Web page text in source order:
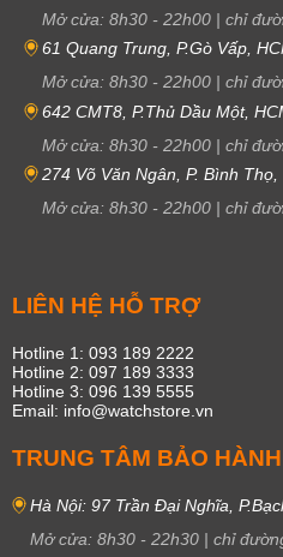
Mở cửa: 8h30 - 22h00 | chỉ
61 Quang Trung, P.Gò Vấp,
Mở cửa: 8h30 - 22h00 | chỉ
642 CMT8, P.Thủ Dầu Một,
Mở cửa: 8h30 - 22h00 | chỉ
274 Võ Văn Ngân, P. Bình
Mở cửa: 8h30 - 22h00 | chỉ
LIÊN HỆ HỖ TRỢ
Hotline 1: 093 189 2222
Hotline 2: 097 189 3333
Hotline 3: 096 139 5555
Email: info@watchstore.vn
TRUNG TÂM BẢO HÀNH
Hà Nội: 97 Trần Đại Nghĩa,
Mở cửa: 8h30 - 22h30 | chỉ